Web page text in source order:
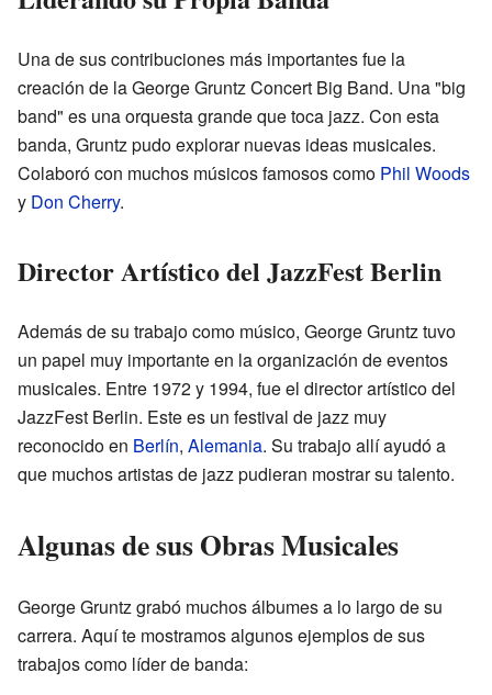
Una de sus contribuciones más importantes fue la
creación de la George Gruntz Concert Big Band. Una "big
band" es una orquesta grande que toca jazz. Con esta
banda, Gruntz pudo explorar nuevas ideas musicales.
Colaboró con muchos músicos famosos como Phil Woods
y Don Cherry.
Director Artístico del JazzFest Berlin
Además de su trabajo como músico, George Gruntz tuvo
un papel muy importante en la organización de eventos
musicales. Entre 1972 y 1994, fue el director artístico del
JazzFest Berlin. Este es un festival de jazz muy
reconocido en Berlín, Alemania. Su trabajo allí ayudó a
que muchos artistas de jazz pudieran mostrar su talento.
Algunas de sus Obras Musicales
George Gruntz grabó muchos álbumes a lo largo de su
carrera. Aquí te mostramos algunos ejemplos de sus
trabajos como líder de banda: